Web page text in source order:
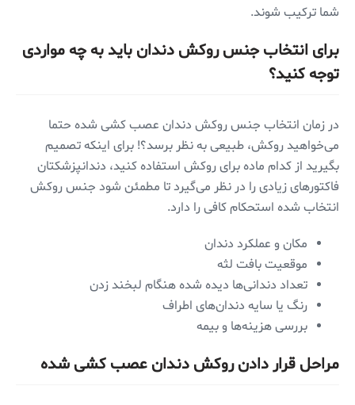
شما ترکیب شوند.
برای انتخاب جنس روکش دندان باید به چه مواردی
توجه کنید؟
در زمان انتخاب جنس روکش دندان عصب کشی شده حتما
می‌خواهید روکش، طبیعی به نظر برسد؟! برای اینکه تصمیم
بگیرید از کدام ماده برای روکش استفاده کنید، دندانپزشکتان
فاکتورهای زیادی را در نظر می‌گیرد تا مطمئن شود جنس روکش
انتخاب شده استحکام کافی را دارد.
مکان و عملکرد دندان
موقعیت بافت لثه
تعداد دندانی‌ها دیده شده هنگام لبخند زدن
رنگ یا سایه دندان‌های اطراف
بررسی هزینه‌ها و بیمه
مراحل قرار دادن روکش دندان عصب کشی شده